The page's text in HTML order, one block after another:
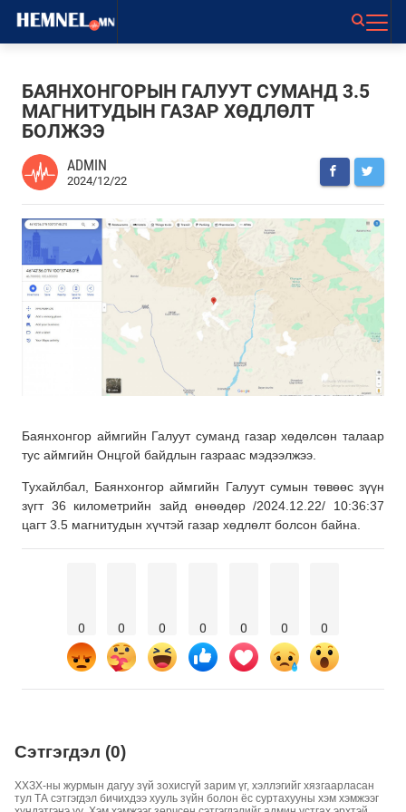
БАЯНХОНГОРЫН ГАЛУУТ СУМАНД 3.5
МАГНИТУДЫН ГАЗАР ХӨДЛӨЛТ
БОЛЖЭЭ
ADMIN
2024/12/22
Баянхонгор аймгийн Галуут суманд газар хөдөлсөн талаар
тус аймгийн Онцгой байдлын газраас мэдээлжээ.
Тухайлбал, Баянхонгор аймгийн Галуут сумын төвөөс зүүн
зүгт 36 километрийн зайд өнөөдөр /2024.12.22/ 10:36:37
цагт 3.5 магнитудын хүчтэй газар хөдлөлт болсон байна.
0 0 0 0 0 0 0
Сэтгэгдэл (0)
ХХЗХ-ны журмын дагуу зүй зохисгүй зарим үг, хэллэгийг хязгаарласан
тул ТА сэтгэгдэл бичихдээ хууль зүйн болон ёс суртахууны хэм хэмжээг